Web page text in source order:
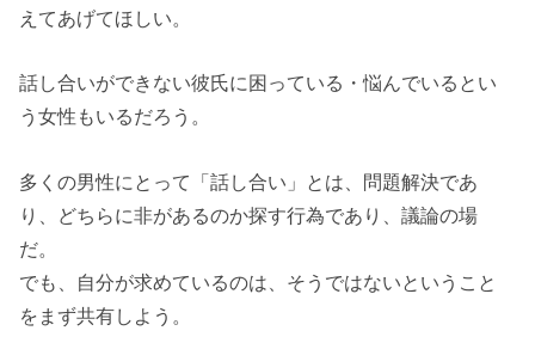
えてあげてほしい。
話し合いができない彼氏に困っている・悩んでいるとい
う女性もいるだろう。
多くの男性にとって「話し合い」とは、問題解決であ
り、どちらに非があるのか探す行為であり、議論の場
だ。
でも、自分が求めているのは、そうではないということ
をまず共有しよう。